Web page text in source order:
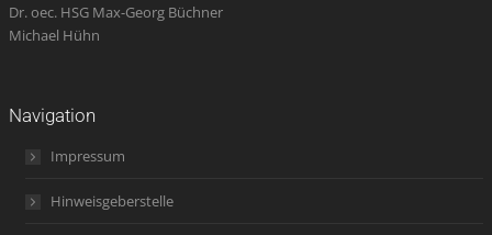
Dr. oec. HSG Max-Georg Büchner
Michael Hühn
Navigation
Impressum
Hinweisgeberstelle